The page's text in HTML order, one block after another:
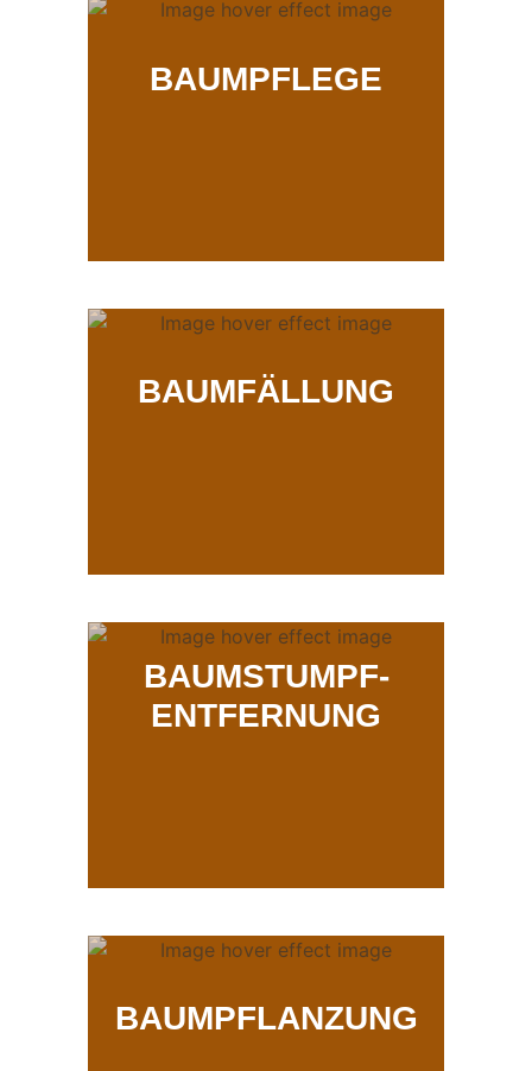
BAUMPFLEGE
BAUMFÄLLUNG
BAUMSTUMPF-
ENTFERNUNG
BAUMPFLANZUNG